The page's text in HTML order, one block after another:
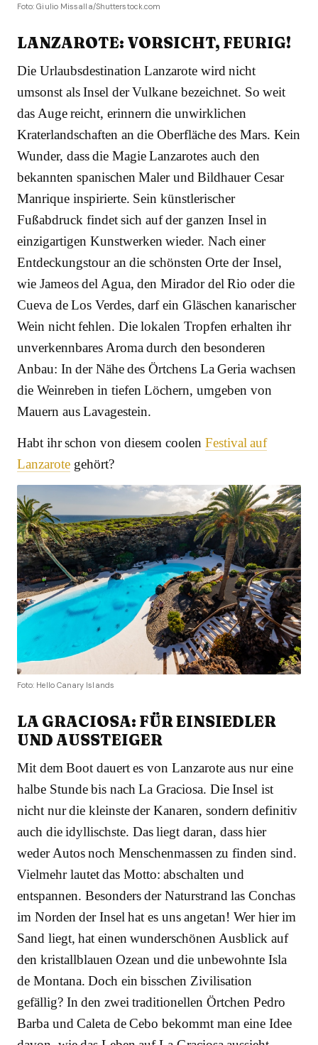
Foto: Giulio Missalla/Shutterstock.com
LANZAROTE: VORSICHT, FEURIG!
Die Urlaubsdestination Lanzarote wird nicht
umsonst als Insel der Vulkane bezeichnet. So weit
das Auge reicht, erinnern die unwirklichen
Kraterlandschaften an die Oberfläche des Mars. Kein
Wunder, dass die Magie Lanzarotes auch den
bekannten spanischen Maler und Bildhauer Cesar
Manrique inspirierte. Sein künstlerischer
Fußabdruck findet sich auf der ganzen Insel in
einzigartigen Kunstwerken wieder. Nach einer
Entdeckungstour an die schönsten Orte der Insel,
wie Jameos del Agua, den Mirador del Rio oder die
Cueva de Los Verdes, darf ein Gläschen kanarischer
Wein nicht fehlen. Die lokalen Tropfen erhalten ihr
unverkennbares Aroma durch den besonderen
Anbau: In der Nähe des Örtchens La Geria wachsen
die Weinreben in tiefen Löchern, umgeben von
Mauern aus Lavagestein.
Habt ihr schon von diesem coolen Festival auf
Lanzarote gehört?
Foto: Hello Canary Islands
LA GRACIOSA: FÜR EINSIEDLER
UND AUSSTEIGER
Mit dem Boot dauert es von Lanzarote aus nur eine
halbe Stunde bis nach La Graciosa. Die Insel ist
nicht nur die kleinste der Kanaren, sondern definitiv
auch die idyllischste. Das liegt daran, dass hier
weder Autos noch Menschenmassen zu finden sind.
Vielmehr lautet das Motto: abschalten und
entspannen. Besonders der Naturstrand las Conchas
im Norden der Insel hat es uns angetan! Wer hier im
Sand liegt, hat einen wunderschönen Ausblick auf
den kristallblauen Ozean und die unbewohnte Isla
de Montana. Doch ein bisschen Zivilisation
gefällig? In den zwei traditionellen Örtchen Pedro
Barba und Caleta de Cebo bekommt man eine Idee